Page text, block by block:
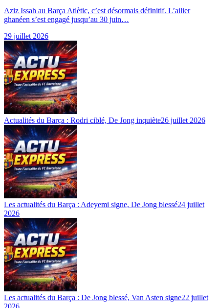
Aziz Issah au Barça Atlètic, c’est désormais définitif. L’ailier
ghanéen s’est engagé jusqu’au 30 juin…
29 juillet 2026
Actualités du Barça : Rodri ciblé, De Jong inquiète26 juillet 2026
Les actualités du Barça : Adeyemi signe, De Jong blessé24 juillet
2026
Les actualités du Barça : De Jong blessé, Van Asten signe22 juillet
2026